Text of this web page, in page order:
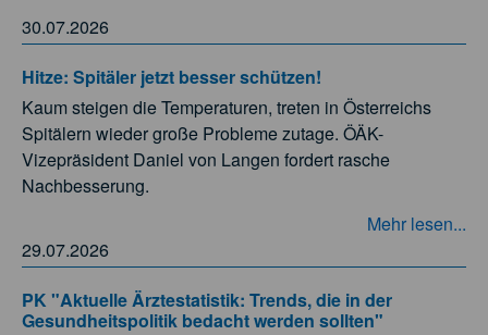
30.07.2026
Hitze: Spitäler jetzt besser schützen!
Kaum steigen die Temperaturen, treten in Österreichs
Spitälern wieder große Probleme zutage. ÖÄK-
Vizepräsident Daniel von Langen fordert rasche
Nachbesserung.
Mehr lesen...
29.07.2026
PK "Aktuelle Ärztestatistik: Trends, die in der
Gesundheitspolitik bedacht werden sollten"